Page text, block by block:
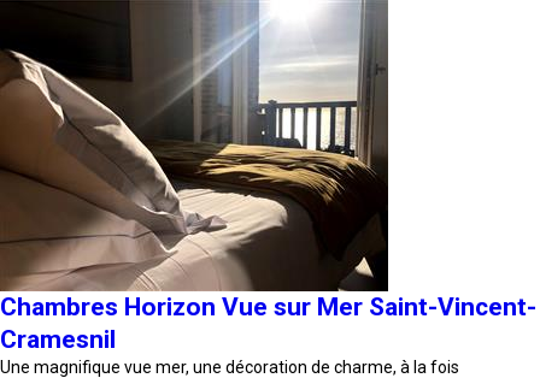
Chambres Horizon Vue sur Mer Saint-Vincent-
Cramesnil
Une magnifique vue mer, une décoration de charme, à la fois